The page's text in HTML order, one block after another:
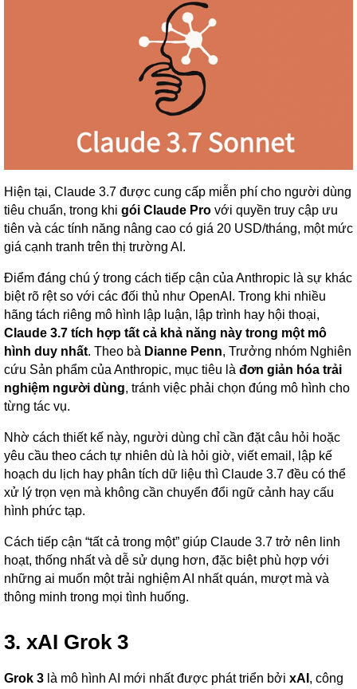
Hiện tại, Claude 3.7 được cung cấp miễn phí cho người dùng
tiêu chuẩn, trong khi gói Claude Pro với quyền truy cập ưu
tiên và các tính năng nâng cao có giá 20 USD/tháng, một mức
giá cạnh tranh trên thị trường AI.
Điểm đáng chú ý trong cách tiếp cận của Anthropic là sự khác
biệt rõ rệt so với các đối thủ như OpenAI. Trong khi nhiều
hãng tách riêng mô hình lập luận, lập trình hay hội thoại,
Claude 3.7 tích hợp tất cả khả năng này trong một mô
hình duy nhất. Theo bà Dianne Penn, Trưởng nhóm Nghiên
cứu Sản phẩm của Anthropic, mục tiêu là đơn giản hóa trải
nghiệm người dùng, tránh việc phải chọn đúng mô hình cho
từng tác vụ.
Nhờ cách thiết kế này, người dùng chỉ cần đặt câu hỏi hoặc
yêu cầu theo cách tự nhiên dù là hỏi giờ, viết email, lập kế
hoạch du lịch hay phân tích dữ liệu thì Claude 3.7 đều có thể
xử lý trọn vẹn mà không cần chuyển đổi ngữ cảnh hay cấu
hình phức tạp.
Cách tiếp cận “tất cả trong một” giúp Claude 3.7 trở nên linh
hoạt, thống nhất và dễ sử dụng hơn, đặc biệt phù hợp với
những ai muốn một trải nghiệm AI nhất quán, mượt mà và
thông minh trong mọi tình huống.
3. xAI Grok 3
Grok 3 là mô hình AI mới nhất được phát triển bởi xAI , công